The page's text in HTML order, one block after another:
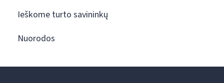
Ieškome turto savininkų
Nuorodos